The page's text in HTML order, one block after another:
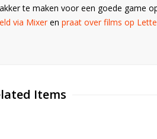
te maken voor een goede game
via Mixeren praat over films op
Items